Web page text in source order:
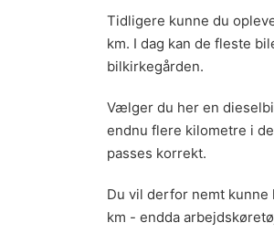
Tidligere kunne du
km. I dag kan de fleste
bilkirkegården.
Vælger du her en
endnu flere kilometre i
passes korrekt.
Du vil derfor nemt
km - endda